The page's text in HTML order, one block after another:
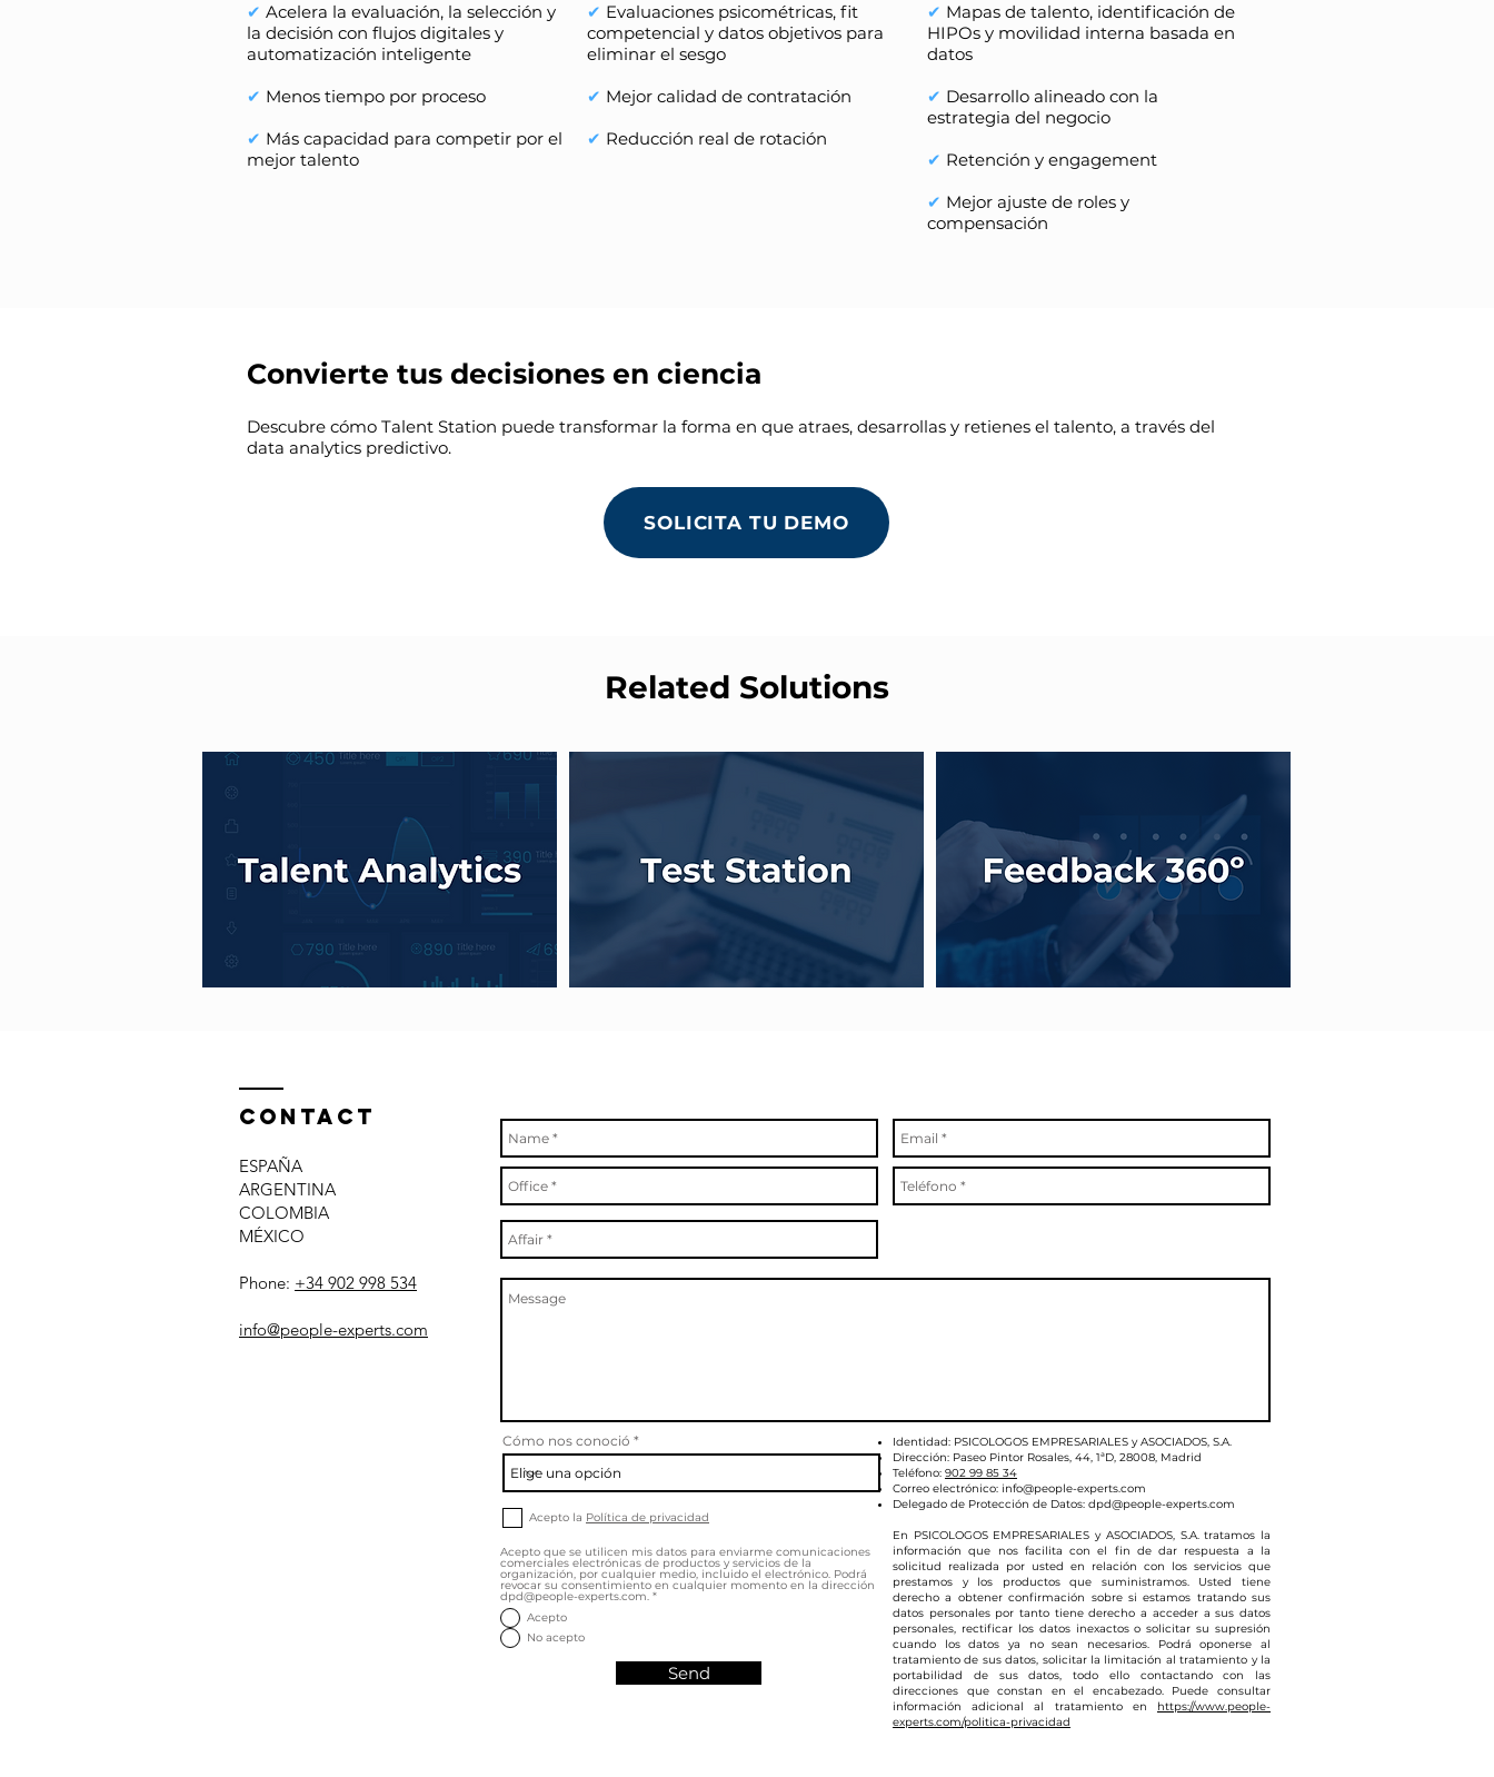
✔ Acelera la evaluación, la selección y
la decisión con flujos digitales y
automatización inteligente
✔ Menos tiempo por proceso
✔ Más capacidad para competir por el
mejor talento
✔ Evaluaciones psicométricas, fit
competencial y datos objetivos para
eliminar el sesgo
✔ Mejor calidad de contratación
✔ Reducción real de rotación
✔ Mapas de talento, identificación de
HIPOs y movilidad interna basada en
datos
✔ Desarrollo alineado con la
estrategia del negocio
✔ Retención y engagement
✔ Mejor ajuste de roles y
compensación
Convierte tus decisiones en ciencia
Descubre cómo Talent Station puede transformar la forma en que atraes, desarrollas y retienes el talento, a través del
data analytics predictivo.
SOLICITA TU DEMO
Related Solutions
Contact
ESPAÑA
ARGENTINA
COLOMBIA
MÉXICO
Phone: +34 902 998 534
info@people-experts.com
Cómo nos conoció
Acepto la Política de privacidad
Acepto que se utilicen mis datos para enviarme comunicaciones
comerciales electrónicas de productos y servicios de la
organización, por cualquier medio, incluido el electrónico. Podrá
revocar su consentimiento en cualquier momento en la dirección
dpd@people-experts.com. *
Acepto
No acepto
Send
Identidad: PSICOLOGOS EMPRESARIALES y ASOCIADOS, S.A.
Dirección: Paseo Pintor Rosales, 44, 1ªD, 28008, Madrid
Teléfono: 902 99 85 34
Correo electrónico: info@people-experts.com
Delegado de Protección de Datos: dpd@people-experts.com
En PSICOLOGOS EMPRESARIALES y ASOCIADOS, S.A. tratamos la
información que nos facilita con el fin de dar respuesta a la
solicitud realizada por usted en relación con los servicios que
prestamos y los productos que suministramos. Usted tiene
derecho a obtener confirmación sobre si estamos tratando sus
datos personales por tanto tiene derecho a acceder a sus datos
personales, rectificar los datos inexactos o solicitar su supresión
cuando los datos ya no sean necesarios. Podrá oponerse al
tratamiento de sus datos, solicitar la limitación al tratamiento y la
portabilidad de sus datos, todo ello contactando con las
direcciones que constan en el encabezado. Puede consultar
información adicional al tratamiento en https://www.people-
experts.com/politica-privacidad